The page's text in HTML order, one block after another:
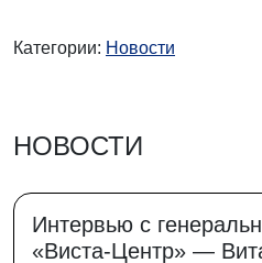
Категории: Новости
НОВОСТИ
Интервью с
«Виста-Центр» —